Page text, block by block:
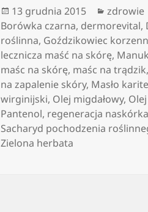
Data
publikacji
13 grudnia 2015 Kategorie
zdrowie
Borówka czarna, dermorevital,
roślinna, Goździkowiec
lecznicza maść na skórę,
maśc na skórę, maśc na trądzik,
na zapalenie skóry, Masło karite
wirginijski, Olej migdałowy,
Pantenol, regeneracja
Sacharyd pochodzenia
Zielona herbata